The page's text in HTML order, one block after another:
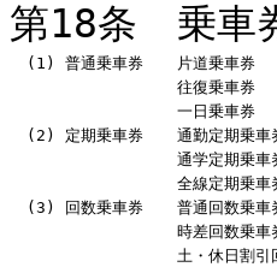
第18条 乗車
(1) 普通乗車券
片道乗車券
往復乗車券
一日乗車券
(2) 定期乗車券
通勤定期乗車
通学定期乗車
全線定期乗車
(3) 回数乗車券
普通回数乗車
時差回数乗車
土・休日割引